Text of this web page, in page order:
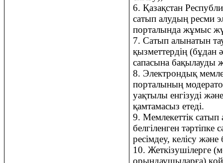
6. Қазақстан
сатып алудың ресми
порталында жұмыс
7. Сатып алынатын
қызметтердің
сапасына бақылауды
8. Электрондық
порталының
уақтылы енгізуді
қамтамасыз етеді.
9. Мемлекеттік сатып
белгіленген тәртіпке
ресімдеу, келісу және
10. Жеткізушілерге
орындаушыларға)